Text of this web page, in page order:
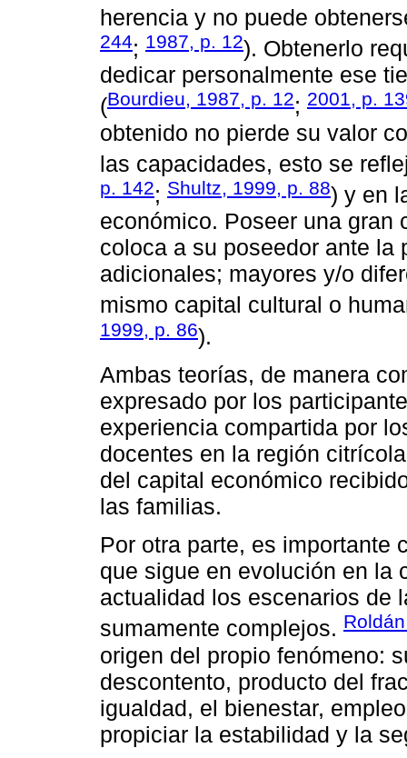
herencia y no puede
244; 1987, p. 12). Obtenerlo
dedicar personalmente ese
(Bourdieu, 1987, p. 12; 2001, p.
obtenido no pierde su valor
las capacidades, esto se
p. 142; Shultz, 1999, p. 88) y en
económico. Poseer una gran
coloca a su poseedor ante la
adicionales; mayores y/o
mismo capital cultural o
1999, p. 86).
Ambas teorías, de manera
expresado por los
experiencia compartida por
docentes en la región
del capital económico
las familias.
Por otra parte, es importante
que sigue en evolución en la
actualidad los escenarios de
sumamente complejos.
origen del propio fenómeno:
descontento, producto del
igualdad, el bienestar,
propiciar la estabilidad y la